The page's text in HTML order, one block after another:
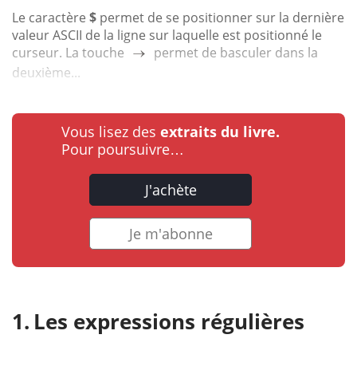
Le caractère $ permet de se positionner sur la dernière
valeur ASCII de la ligne sur laquelle est positionné le
curseur. La touche
permet de basculer dans la
deuxième...
Vous lisez des extraits du livre.
Pour poursuivre…
J'achète
Je m'abonne
Les expressions régulières